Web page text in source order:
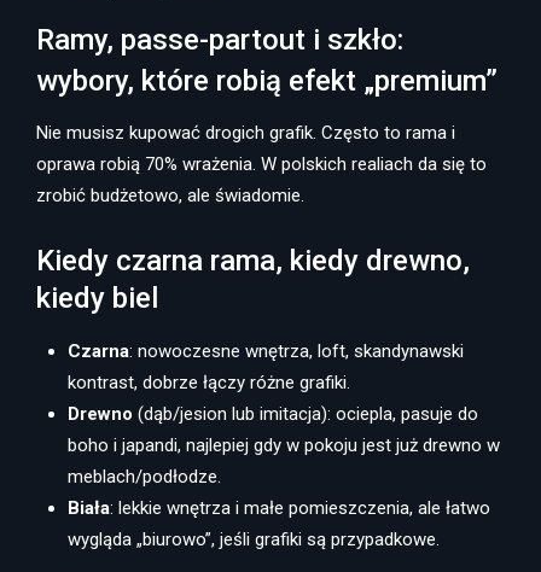
Ramy, passe-partout i szkło:
wybory, które robią efekt „premium”
Nie musisz kupować drogich grafik. Często to rama i
oprawa robią 70% wrażenia. W polskich realiach da się to
zrobić budżetowo, ale świadomie.
Kiedy czarna rama, kiedy drewno,
kiedy biel
Czarna: nowoczesne wnętrza, loft, skandynawski
kontrast, dobrze łączy różne grafiki.
Drewno (dąb/jesion lub imitacja): ociepla, pasuje do
boho i japandi, najlepiej gdy w pokoju jest już drewno w
meblach/podłodze.
Biała: lekkie wnętrza i małe pomieszczenia, ale łatwo
wygląda „biurowo”, jeśli grafiki są przypadkowe.